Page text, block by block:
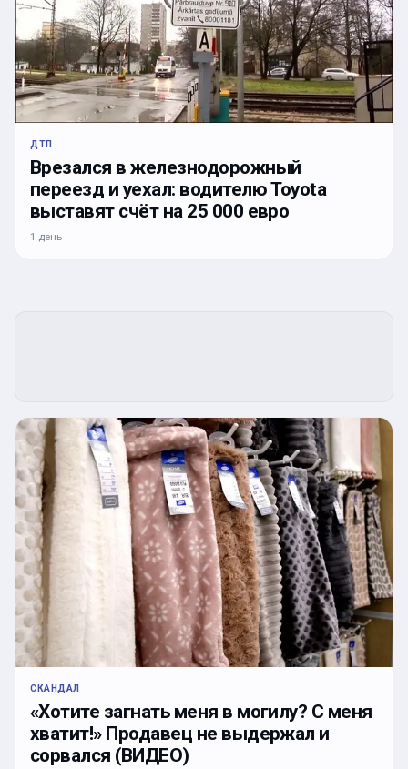
ДТП
Врезался в железнодорожный
переезд и уехал: водителю Toyota
выставят счёт на 25 000 евро
1 день
СКАНДАЛ
«Хотите загнать меня в могилу? С меня
хватит!» Продавец не выдержал и
сорвался (ВИДЕО)